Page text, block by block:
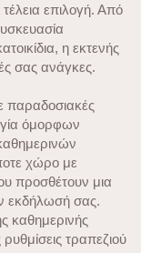
επιλογή. Από
η εκτενής
σας ανάγκες.
παραδοσιακές
όμορφων
χώρο με
προσθέτουν μια
εκδήλωσή σας.
καθημερινής
τραπεζιού